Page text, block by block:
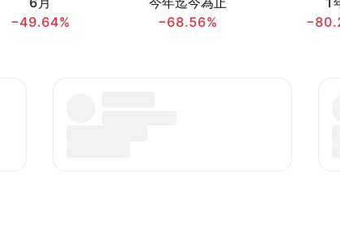
−49.64%
−68.56%